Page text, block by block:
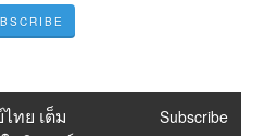
ทย เต็ม
Subscribe